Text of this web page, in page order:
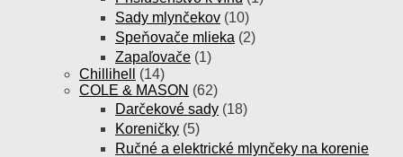
Sady mlynčekov (10)
Speňovače mlieka (2)
Zapaľovače (1)
Chillihell
(14)
COLE & MASON (62)
Darčekové sady (18)
Koreničky (5)
Ručné a elektrické mlynčeky na korenie